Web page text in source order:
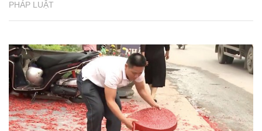
PHÁP LUẬT